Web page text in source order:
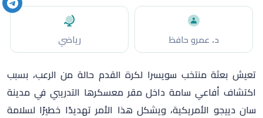
د. عمرو حافظ رياضي
تعيش بعثة منتخب سويسرا لكرة القدم حالة من الرعب، بسبب
اكتشاف أفاعي سامة داخل مقر معسكرها التدريبي في مدينة
سان دييجو الأمريكية، ويشكل هذا الأمر تهديدًا خطيرًا لسلامة